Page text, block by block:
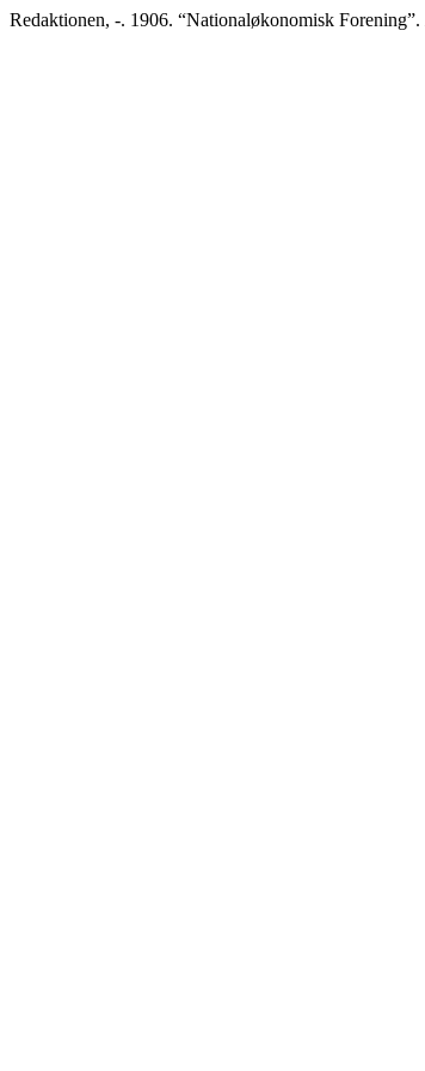
Redaktionen, -. 1906. “Nationaløkonomisk Forening”.